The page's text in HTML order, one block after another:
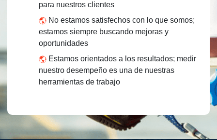
para nuestros clientes
No estamos satisfechos con lo que somos;
estamos siempre buscando mejoras y
oportunidades
Estamos orientados a los resultados; medir
nuestro desempeño es una de nuestras
herramientas de trabajo